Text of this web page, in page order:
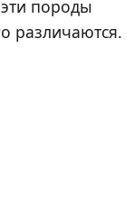
породы
различаются.